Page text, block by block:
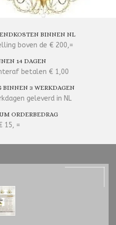
BINNEN NL
boven de € 200,=
14 DAGEN
betalen € 1,00
BINNEN 3 WERKDAGEN
geleverd in NL
ORDERBEDRAG
15, =